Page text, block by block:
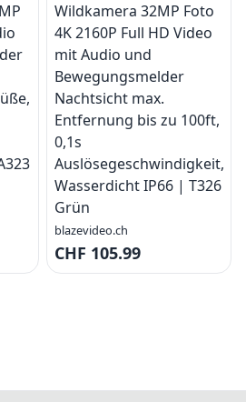
Wildkamera 32MP Foto
4K 2160P Full HD Video
mit Audio und
Bewegungsmelder
Nachtsicht max.
Entfernung bis zu 100ft,
0,1s
Auslösegeschwindigkeit,
Wasserdicht IP66 | T326
Grün
blazevideo.ch
CHF 105.99